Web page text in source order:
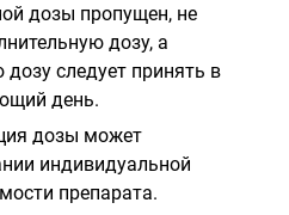
дозы пропущен, не
дозу, а
следует принять в
день.
дозы может
индивидуальной
препарата.